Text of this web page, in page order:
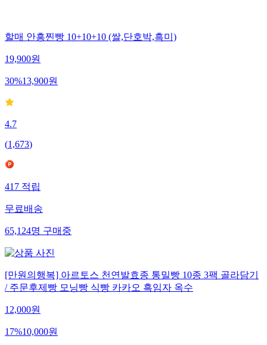
할매 안흥찐빵 10+10+10 (쌀,단호박,흑미)
19,900원
30%13,900원
4.7
(1,673)
417적립
무료배송
65,124명구매중
[만원의행복] 아르토스 천연발효종 통밀빵 10종 3팩 골라담기
/ 주문후제빵 모닝빵 식빵 카카오 흑임자 옥수
12,000원
17%10,000원